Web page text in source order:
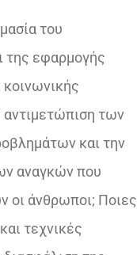
€17,00.
του
της εφαρμογής
αντιμετώπιση των
και την
αναγκών που
οι άνθρωποι; Ποιες
τεχνικές